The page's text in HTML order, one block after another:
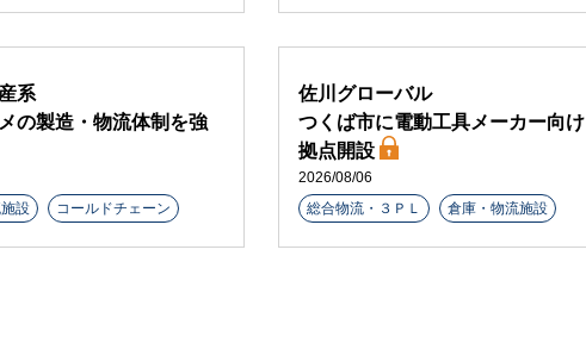
系
の製造・物流体制を強
設
コールドチェーン
佐川グローバル
つくば市に電動工具メーカー向け
拠点開設
2026/08/06
総合物流・３ＰＬ
倉庫・物流施設